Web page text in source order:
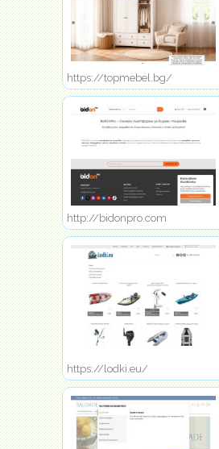
https://topmebel.bg/
http://bidonpro.com
https://lodki.eu/